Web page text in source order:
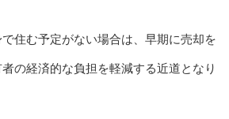
住む予定がない場合は、早期に売却を
の経済的な負担を軽減する近道となり